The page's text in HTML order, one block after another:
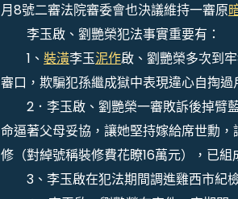
月8號二審法院審委會也決議維持一審原
李玉啟、劉艷榮犯法事實重要有：
1、 裝潢李玉泥作啟、劉艷榮多次到
審口，欺騙犯孫繼成獄中表現違心自掏
2．李玉啟、劉艷榮一審敗訴後掉臂
命逼著父母妥協，讓她堅持嫁給席世勳
修（對綽號稱裝修費花瞭16萬元），已
3、李玉啟在犯法期間調進雞西市紀